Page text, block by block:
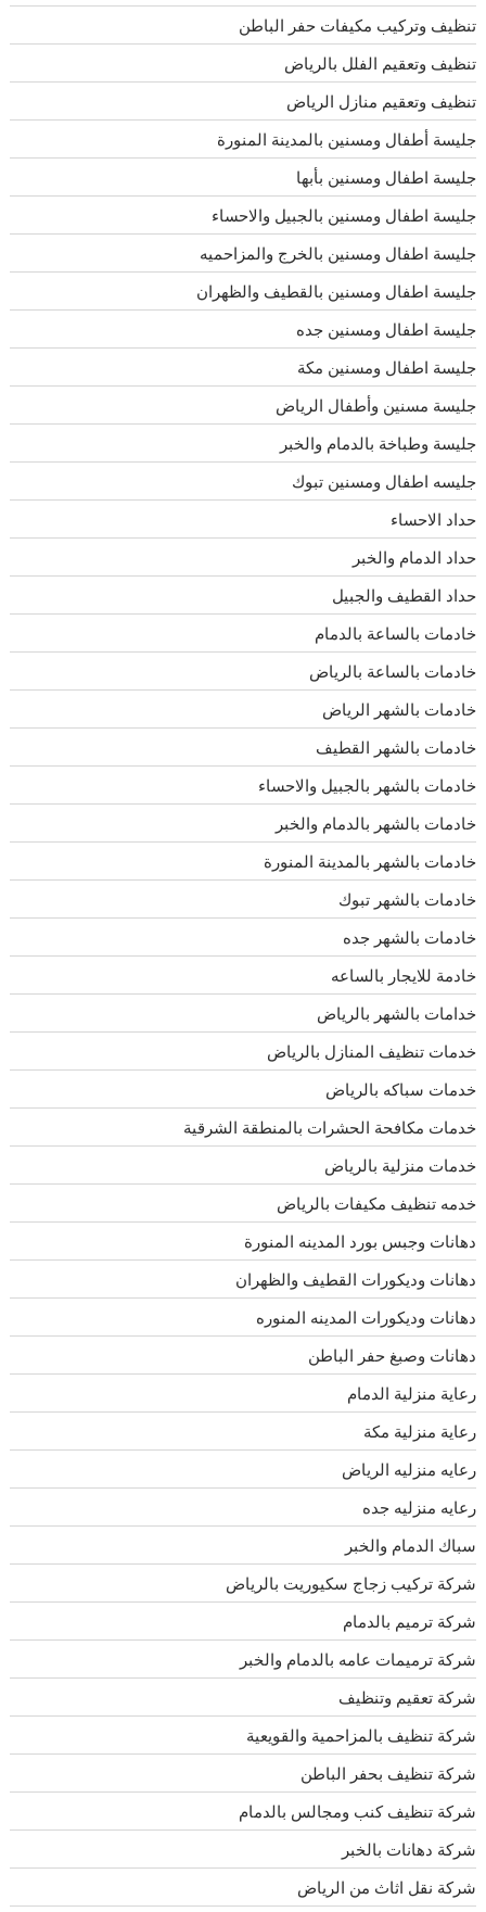
تنظيف وتركيب مكيفات حفر الباطن
تنظيف وتعقيم الفلل بالرياض
تنظيف وتعقيم منازل الرياض
جليسة أطفال ومسنين بالمدينة المنورة
جليسة اطفال ومسنين بأبها
جليسة اطفال ومسنين بالجبيل والاحساء
جليسة اطفال ومسنين بالخرج والمزاحميه
جليسة اطفال ومسنين بالقطيف والظهران
جليسة اطفال ومسنين جده
جليسة اطفال ومسنين مكة
جليسة مسنين وأطفال الرياض
جليسة وطباخة بالدمام والخبر
جليسه اطفال ومسنين تبوك
حداد الاحساء
حداد الدمام والخبر
حداد القطيف والجبيل
خادمات بالساعة بالدمام
خادمات بالساعة بالرياض
خادمات بالشهر الرياض
خادمات بالشهر القطيف
خادمات بالشهر بالجبيل والاحساء
خادمات بالشهر بالدمام والخبر
خادمات بالشهر بالمدينة المنورة
خادمات بالشهر تبوك
خادمات بالشهر جده
خادمة للايجار بالساعه
خدامات بالشهر بالرياض
خدمات تنظيف المنازل بالرياض
خدمات سباكه بالرياض
خدمات مكافحة الحشرات بالمنطقة الشرقية
خدمات منزلية بالرياض
خدمه تنظيف مكيفات بالرياض
دهانات وجبس بورد المدينه المنورة
دهانات وديكورات القطيف والظهران
دهانات وديكورات المدينه المنوره
دهانات وصبغ حفر الباطن
رعاية منزلية الدمام
رعاية منزلية مكة
رعايه منزليه الرياض
رعايه منزليه جده
سباك الدمام والخبر
شركة تركيب زجاج سكيوريت بالرياض
شركة ترميم بالدمام
شركة ترميمات عامه بالدمام والخبر
شركة تعقيم وتنظيف
شركة تنظيف بالمزاحمية والقويعية
شركة تنظيف بحفر الباطن
شركة تنظيف كنب ومجالس بالدمام
شركة دهانات بالخبر
شركة نقل اثاث من الرياض